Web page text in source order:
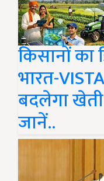
किसानों का
भारत-
बदलेगा
जानें..